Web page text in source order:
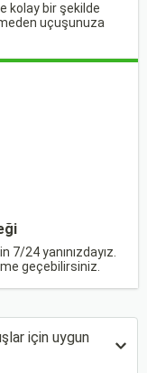
kolay bir şekilde
uçuşunuza
24 yanınızdayız.
geçebilirsiniz.
için uygun